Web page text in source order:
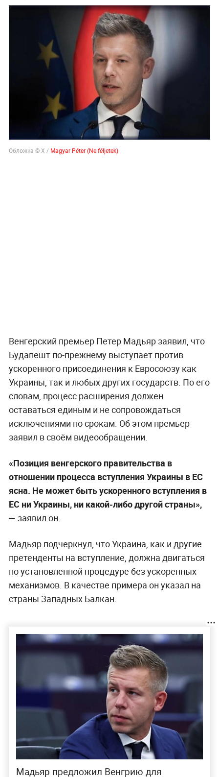
Обложка © X / Magyar Péter (Ne féljetek)
Венгерский премьер Петер Мадьяр заявил, что
Будапешт по-прежнему выступает против
ускоренного присоединения к Евросоюзу как
Украины, так и любых других государств. По его
словам, процесс расширения должен
оставаться единым и не сопровождаться
исключениями по срокам. Об этом премьер
заявил в своём видеообращении.
«Позиция венгерского правительства в
отношении процесса вступления Украины в ЕС
ясна. Не может быть ускоренного вступления в
ЕС ни Украины, ни какой-либо другой страны»,
— заявил он.
Мадьяр подчеркнул, что Украина, как и другие
претенденты на вступление, должна двигаться
по установленной процедуре без ускоренных
механизмов. В качестве примера он указал на
страны Западных Балкан.
Мадьяр предложил Венгрию для